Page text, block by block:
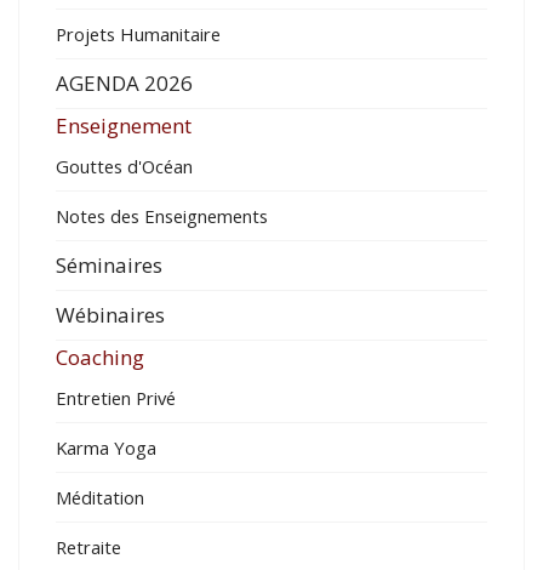
Projets Humanitaire
AGENDA 2026
Enseignement
Gouttes d'Océan
Notes des Enseignements
Séminaires
Wébinaires
Coaching
Entretien Privé
Karma Yoga
Méditation
Retraite